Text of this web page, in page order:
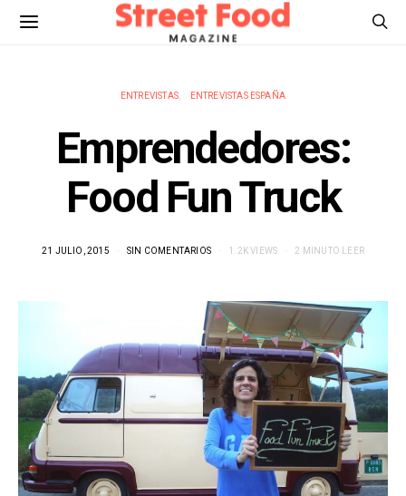
ENTREVISTAS ENTREVISTAS ESPAÑA
Emprendedores:
Food Fun Truck
21 JULIO, 2015 SIN COMENTARIOS 1.2K VIEWS 2 MINUTO LEER